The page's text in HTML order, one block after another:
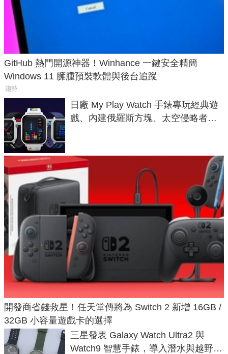
GitHub 熱門開源神器！Winhance 一鍵安全精簡
Windows 11 臃腫預裝軟體與後台追蹤
趨勢
日廠 My Play Watch 手錶專玩經典遊
戲、內建俄羅斯方塊、太空侵略者，
開發商省錢救星！任天堂傳將為 Switch 2 新增 16GB /
32GB 小容量遊戲卡的選擇
三星發表 Galaxy Watch Ultra2 與
Watch9 智慧手錶，導入潛水與越野跑